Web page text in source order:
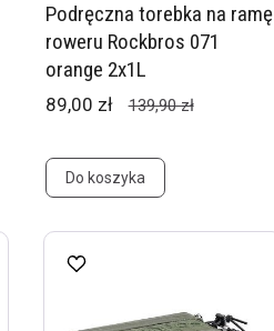
Podręczna torebka na ramę
roweru Rockbros 071
orange 2x1L
89,00 zł 139,90 zł
Do koszyka